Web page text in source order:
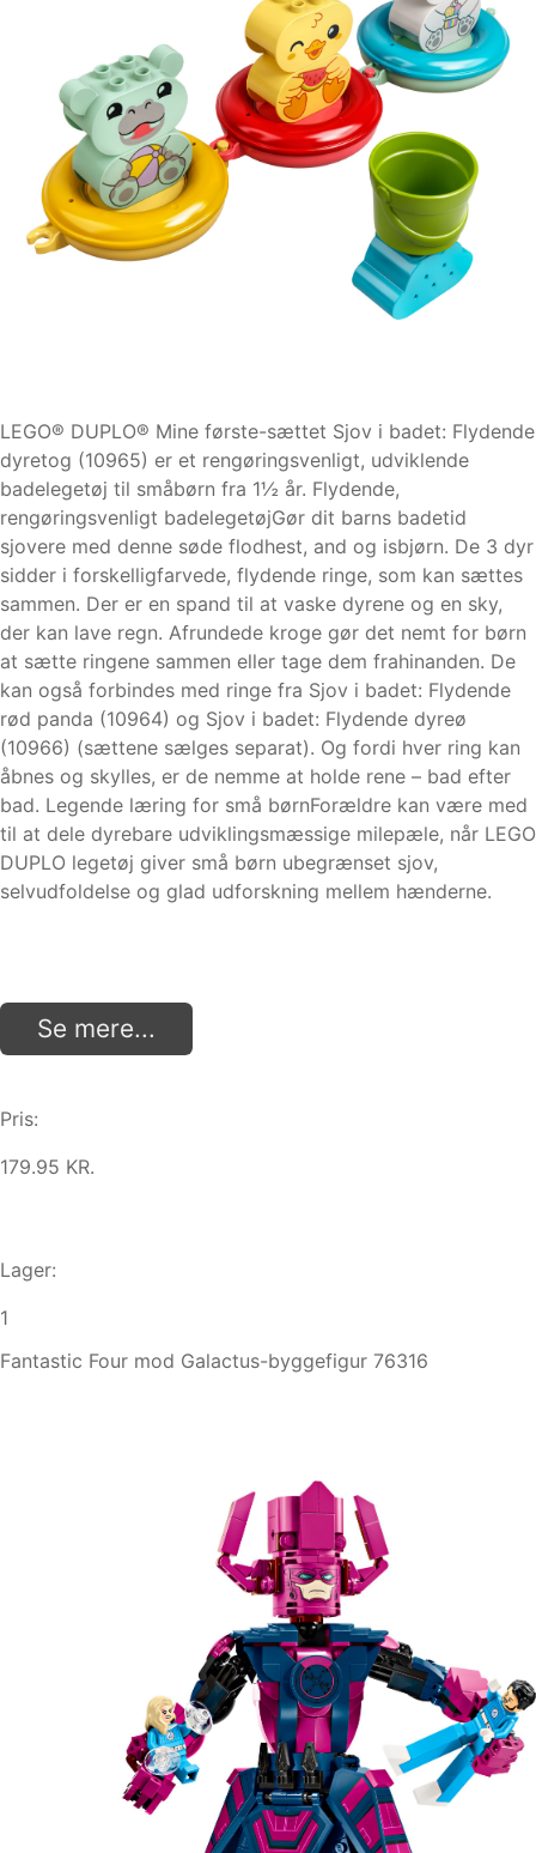
LEGO® DUPLO® Mine første-sættet Sjov i badet: Flydende
dyretog (10965) er et rengøringsvenligt, udviklende
badelegetøj til småbørn fra 1½ år. Flydende,
rengøringsvenligt badelegetøjGør dit barns badetid
sjovere med denne søde flodhest, and og isbjørn. De 3 dyr
sidder i forskelligfarvede, flydende ringe, som kan sættes
sammen. Der er en spand til at vaske dyrene og en sky,
der kan lave regn. Afrundede kroge gør det nemt for børn
at sætte ringene sammen eller tage dem frahinanden. De
kan også forbindes med ringe fra Sjov i badet: Flydende
rød panda (10964) og Sjov i badet: Flydende dyreø
(10966) (sættene sælges separat). Og fordi hver ring kan
åbnes og skylles, er de nemme at holde rene – bad efter
bad. Legende læring for små børnForældre kan være med
til at dele dyrebare udviklingsmæssige milepæle, når LEGO
DUPLO legetøj giver små børn ubegrænset sjov,
selvudfoldelse og glad udforskning mellem hænderne.
Se mere...
Pris:
179.95 KR.
Lager:
1
Fantastic Four mod Galactus-byggefigur 76316